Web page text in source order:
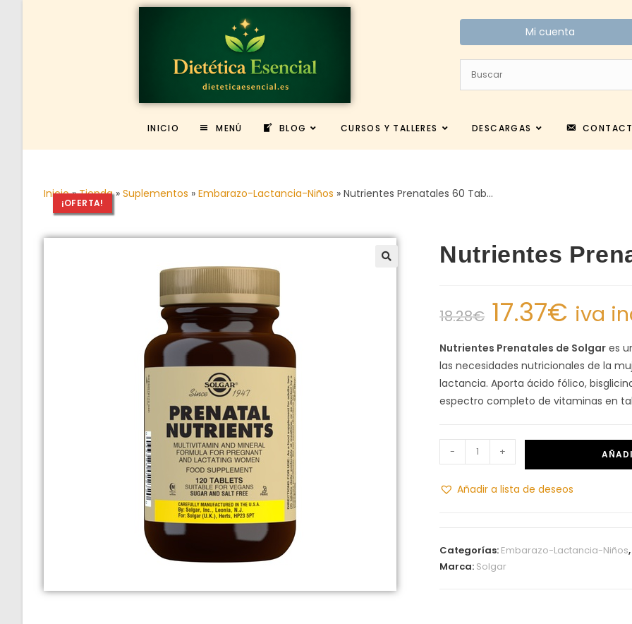
Mi cuenta
INICIO MENÚ BLOG CURSOS Y TALLERES DESCARGAS
Inicio»Tienda» Suplementos » Embarazo-Lactancia-Niños » Nutrientes Prenatales 60 Tab…
¡OFERTA!
Nutrientes
18.28€ 17.37€ iva
Nutrientes Prenatales de Solgar es
las necesidades nutricionales de la
lactancia. Aporta ácido fólico,
espectro completo de vitaminas en
- +
Añadir a lista de deseos
Categorías: Embarazo-Lactancia-Niños,
Marca: Solgar